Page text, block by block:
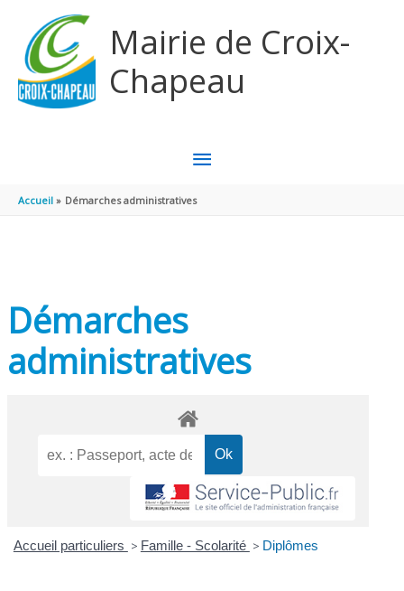
Mairie de Croix-
Chapeau
MENU
PRINCIPAL
Accueil Démarches administratives
Démarches
administratives
Accueil particuliers > Famille - Scolarité > Diplômes